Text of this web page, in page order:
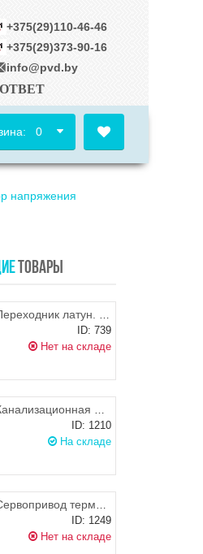
+375(29)110-46-46
+375(29)373-90-16
info@pvd.by
0
напряжения
ТОВАРЫ
Переходник латун. никелированный 1" х 3/4" FхM ProFactor
ID: 739
Нет на складе
Канализационная насосная станция SANIVORT 255 M 7м, UNIPUMP
ID: 1210
На складе
Сервопривод термоэлектрический SALUS T30NC M30x1,5
ID: 1249
Нет на складе